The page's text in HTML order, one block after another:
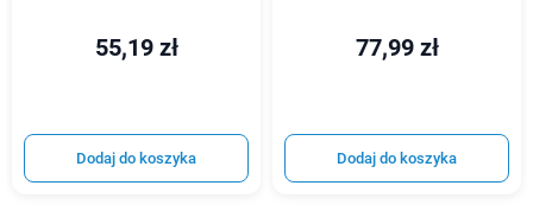
55,19 zł
Dodaj do koszyka
77,99 zł
Dodaj do koszyka